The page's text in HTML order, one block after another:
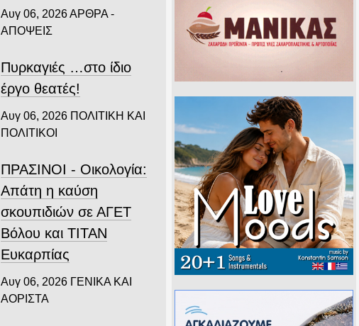
Αυγ 06, 2026ΑΡΘΡΑ -
ΑΠΟΨΕΙΣ
Πυρκαγιές …στο ίδιο
έργο θεατές!
Αυγ 06, 2026 ΠΟΛΙΤΙΚΗ ΚΑΙ
ΠΟΛΙΤΙΚΟΙ
ΠΡΑΣΙΝΟΙ - Οικολογία:
Απάτη η καύση
σκουπιδιών σε ΑΓΕΤ
Βόλου και ΤΙΤΑΝ
Ευκαρπίας
Αυγ 06, 2026 ΓΕΝΙΚΑ ΚΑΙ
ΑΟΡΙΣΤΑ